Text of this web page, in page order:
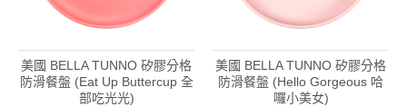
美國 BELLA TUNNO 矽膠分格
防滑餐盤 (Eat Up Buttercup 全
部吃光光)
美國 BELLA TUNNO 矽膠分格
防滑餐盤 (Hello Gorgeous 哈
囉小美女)